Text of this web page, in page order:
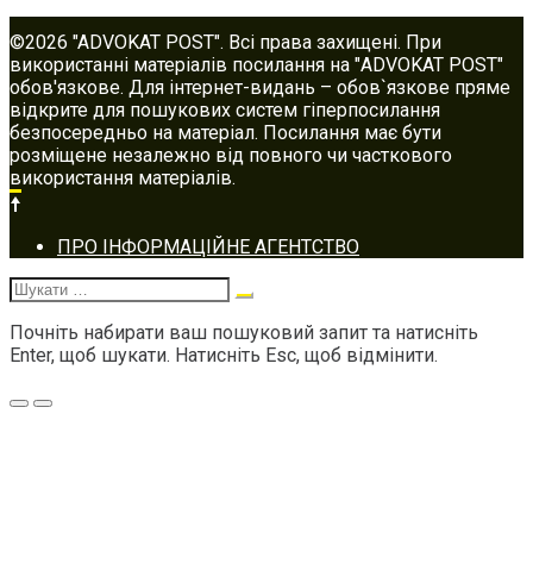
©2026 "ADVOKAT POST". Всі права захищені. При
використанні матеріалів посилання на "ADVOKAT POST"
обов'язкове. Для інтернет-видань – обов`язкове пряме
відкрите для пошукових систем гіперпосилання
безпосередньо на матеріал. Посилання має бути
розміщене незалежно від повного чи часткового
використання матеріалів.
Footer
navigation
ПРО ІНФОРМАЦІЙНЕ АГЕНТСТВО
Шукати:
Почніть набирати ваш пошуковий запит та натисніть
Enter, щоб шукати. Натисніть Esc, щоб відмінити.
Меню